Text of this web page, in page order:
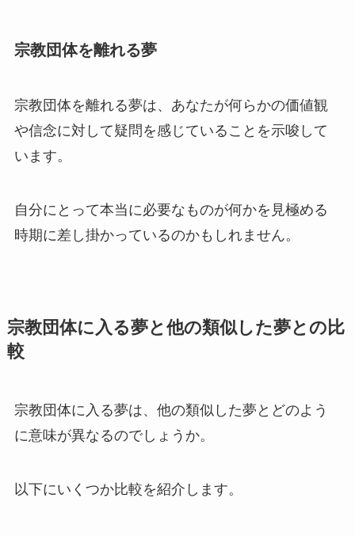
宗教団体を離れる夢
宗教団体を離れる夢は、あなたが何らかの価値観
や信念に対して疑問を感じていることを示唆して
います。
自分にとって本当に必要なものが何かを見極める
時期に差し掛かっているのかもしれません。
宗教団体に入る夢と他の類似した夢との比
較
宗教団体に入る夢は、他の類似した夢とどのよう
に意味が異なるのでしょうか。
以下にいくつか比較を紹介します。